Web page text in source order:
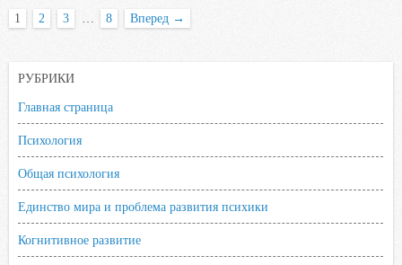
k
p
k
1 2 3 8 Вперед →
РУБРИКИ
Главная страница
Психология
Общая психология
Единство мира и проблема развития психики
Когнитивное развитие